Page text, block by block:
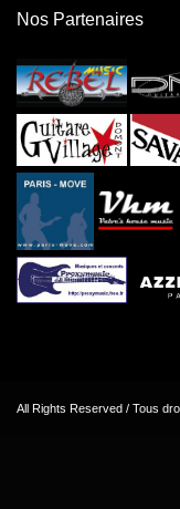
Nos Partenaires
All Rights Reserved / Tous